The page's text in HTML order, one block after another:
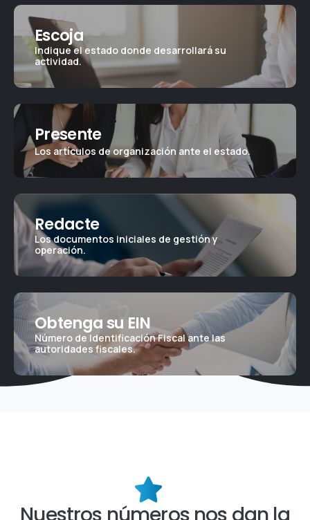
Escoja
Indique el estado donde desarrollará su
actividad.
Presente
Los artículos de organización ante el estado.
Redacte
Los documentos iniciales de gestión y
operación.
Obtenga su EIN
Número de Identificación Fiscal ante las
autoridades fiscales.